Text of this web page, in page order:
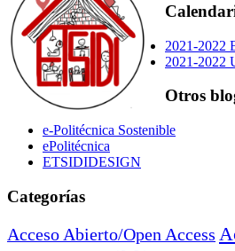
2021-2022
2021-2022
Otros
e-Politécnica Sostenible
ePolitécnica
ETSIDIDESIGN
Categorías
Acceso Abierto/Open Access